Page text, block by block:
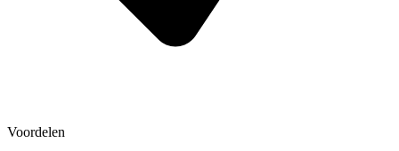
Voordelen